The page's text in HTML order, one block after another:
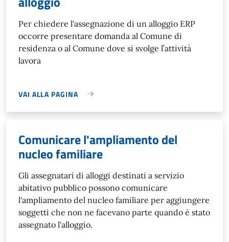
Per chiedere l'assegnazione di un alloggio ERP
occorre presentare domanda al Comune di
residenza o al Comune dove si svolge l’attività
lavora
VAI ALLA PAGINA
Comunicare l'ampliamento del
nucleo familiare
Gli assegnatari di alloggi destinati a servizio
abitativo pubblico possono comunicare
l'ampliamento del nucleo familiare per aggiungere
soggetti che non ne facevano parte quando è stato
assegnato l'alloggio.